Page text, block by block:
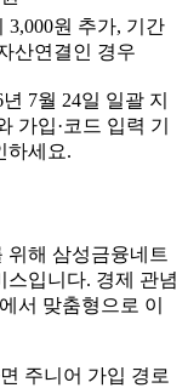
3,000원 추가, 기간
산연결인 경우
7월 24일 일괄 지
가입·코드 입력 기
하세요.
위해 삼성금융네트
입니다. 경제 관념
서 맞춤형으로 이
주니어 가입 경로